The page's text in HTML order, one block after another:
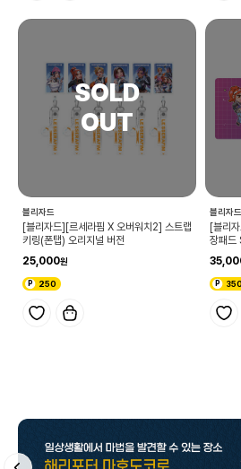
블리자드
[블리자드][르세라핌 X 오버워치2] 스트랩
키링(폰탭) 오리지널 버전
25,000
250
블리자드
[블리
장패드
350